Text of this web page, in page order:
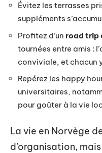
Évitez les terrasses
suppléments
Profitez d’un road trip
tournées entre amis :
conviviale, et chacun
Repérez les happy
universitaires,
pour goûter à la vie
La vie en Norvège
d’organisation,